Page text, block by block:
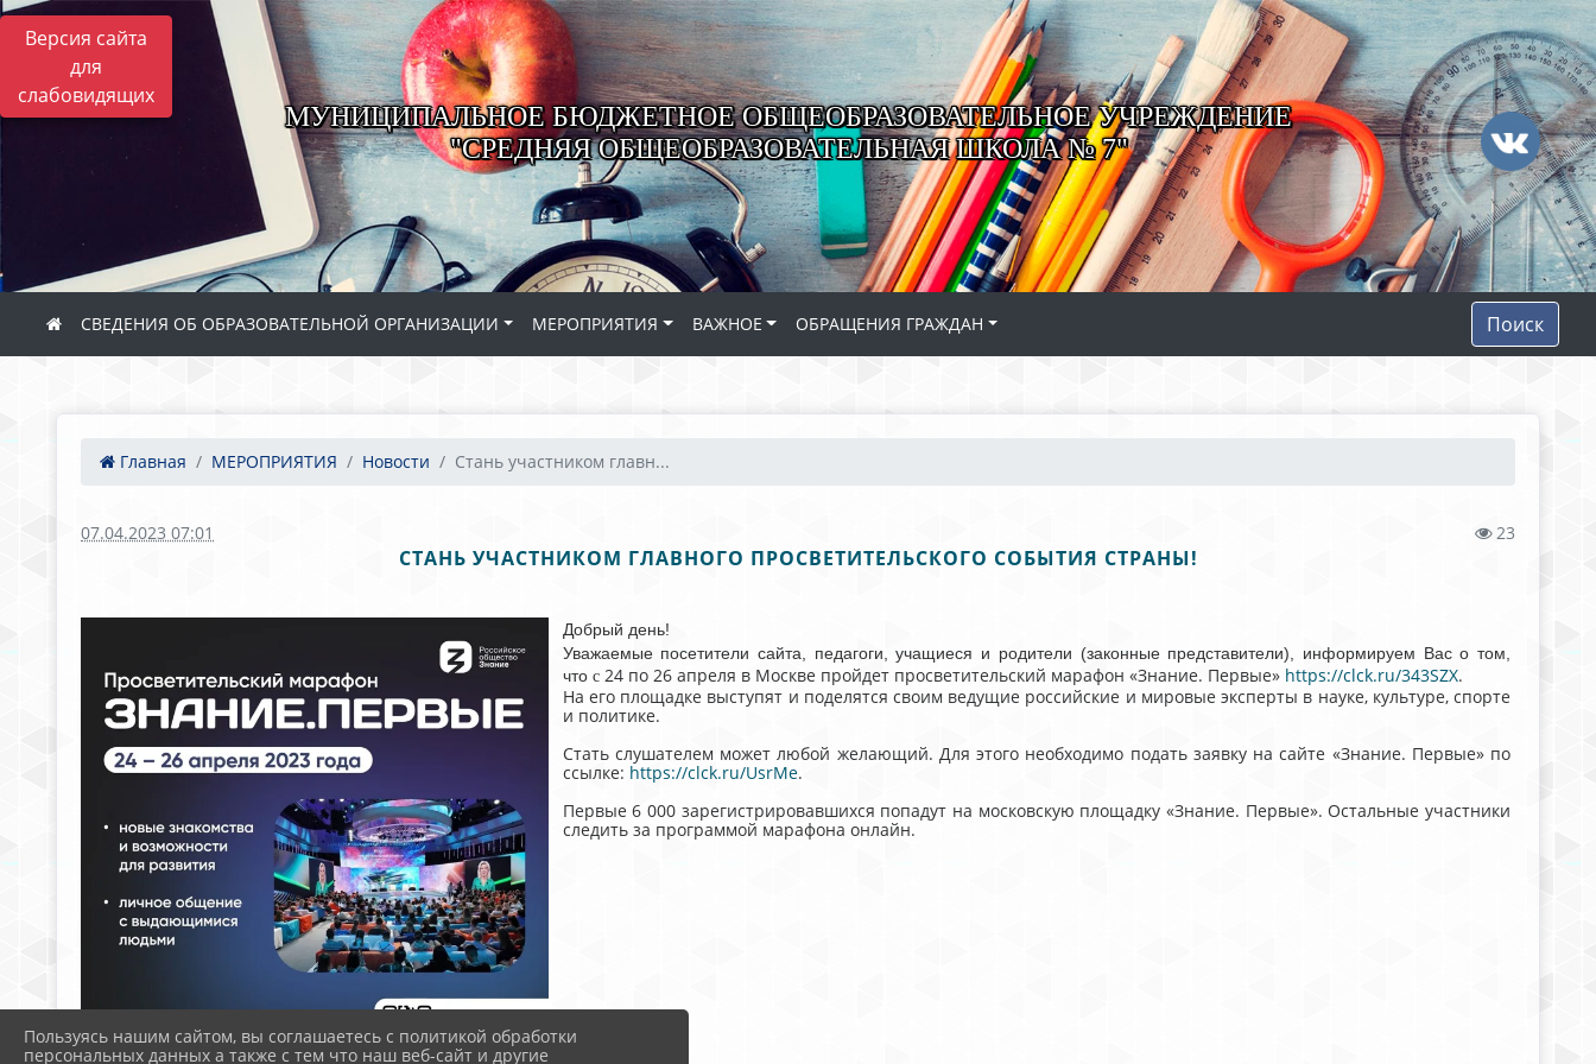
Версия сайта
для
слабовидящих
МУНИЦИПАЛЬНОЕ БЮДЖЕТНОЕ ОБЩЕОБРАЗОВАТЕЛЬНОЕ УЧРЕЖДЕНИЕ
"СРЕДНЯЯ ОБЩЕОБРАЗОВАТЕЛЬНАЯ ШКОЛА № 7"
СВЕДЕНИЯ ОБ ОБРАЗОВАТЕЛЬНОЙ ОРГАНИЗАЦИИ МЕРОПРИЯТИЯ ВАЖНОЕ ОБРАЩЕНИЯ ГРАЖДАН Поиск
Главная МЕРОПРИЯТИЯ Новости Стань участником главн...
07.04.2023 07:01 23
СТАНЬ УЧАСТНИКОМ ГЛАВНОГО ПРОСВЕТИТЕЛЬСКОГО СОБЫТИЯ СТРАНЫ!
Добрый день!
Уважаемые посетители сайта, педагоги, учащиеся и родители (законные представители), информируем Вас о том,
чтос24 по 26 апреля в Москве пройдет просветительский марафон «Знание. Первые» https://clck.ru/343SZX.
На его площадке выступят и поделятся своим ведущие российские и мировые эксперты в науке, культуре, спорте
и политике.
Стать слушателем может любой желающий. Для этого необходимо подать заявку на сайте «Знание. Первые» по
ссылке: https://clck.ru/UsrMe.
Первые 6 000 зарегистрировавшихся попадут на московскую площадку «Знание. Первые». Остальные участники
следить за программой марафона онлайн.
Пользуясь нашим сайтом, вы соглашаетесь с политикой обработки
персональных данных а также с тем что наш веб-сайт и другие